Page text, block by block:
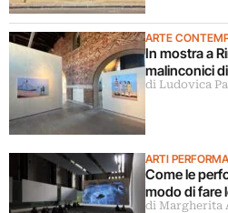
ARTE
In mostra a
malinconici
di Ludovica
ARTI
Come le
modo di fare
di Margherita